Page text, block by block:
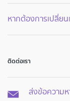
หากต้องการเปลี่ย
ติดต่อเรา
ส่งข้อความห